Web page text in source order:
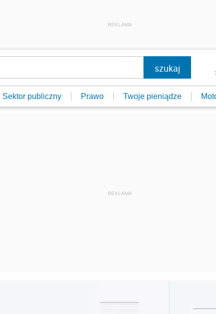
REKLAMA
Sektor publiczny Prawo Twoje pieniądze